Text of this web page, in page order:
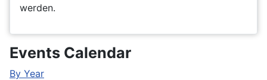
werden.
Events Calendar
By Year